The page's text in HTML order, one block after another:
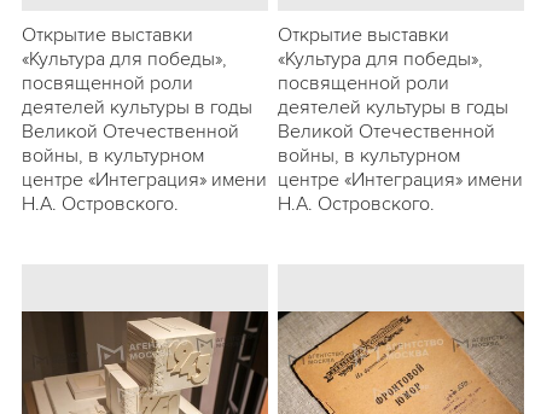
Открытие выставки
«Культура для победы»,
посвященной роли
деятелей культуры в годы
Великой Отечественной
войны, в культурном
центре «Интеграция» имени
Н.А. Островского.
Открытие выставки
«Культура для победы»,
посвященной роли
деятелей культуры в годы
Великой Отечественной
войны, в культурном
центре «Интеграция» имени
Н.А. Островского.